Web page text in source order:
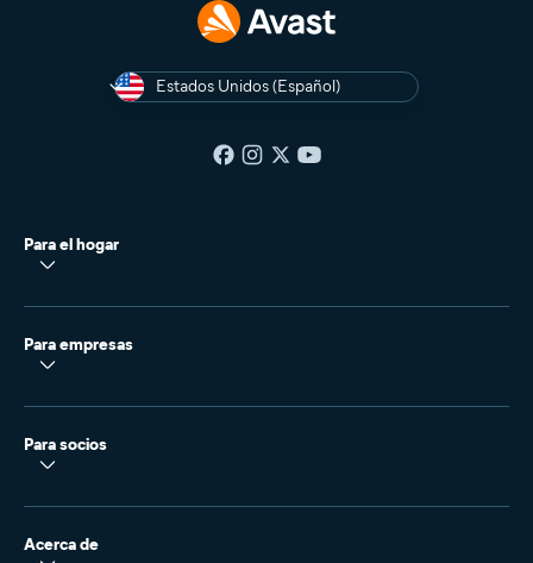
Estados Unidos (Español)
Para el hogar
Para empresas
Para socios
Acerca de